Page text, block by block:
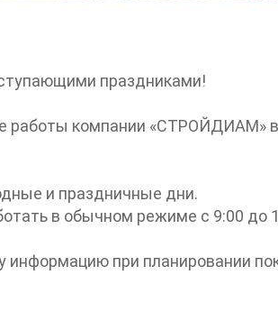
праздниками!
работы компании «СТРОЙДИАМ» в
и праздничные дни.
в обычном режиме с 9:00 до
информацию при планировании